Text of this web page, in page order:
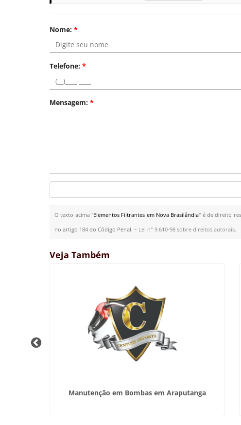
Nome: *
Telefone: *
Mensagem: *
O texto acima "Elementos Filtrantes em Nova Brasilândia" é de direito
no artigo 184 do Código Penal. – Lei n° 9.610-98 sobre direitos autorais.
Veja Também
Manutenção em Bombas em Araputanga